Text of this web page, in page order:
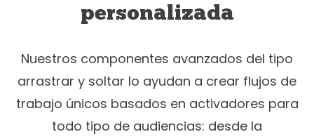
personalizada
Nuestros componentes avanzados del tipo
arrastrar y soltar lo ayudan a crear flujos de
trabajo únicos basados en activadores para
todo tipo de audiencias: desde la